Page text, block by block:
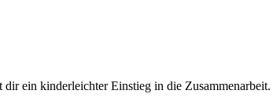
ein kinderleichter Einstieg in die Zusammenarbeit.